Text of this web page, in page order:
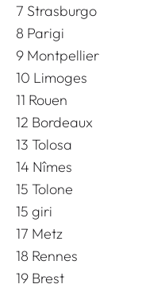
7 Strasburgo
8 Parigi
9 Montpellier
10 Limoges
11 Rouen
12 Bordeaux
13 Tolosa
14 Nîmes
15 Tolone
15 giri
17 Metz
18 Rennes
19 Brest